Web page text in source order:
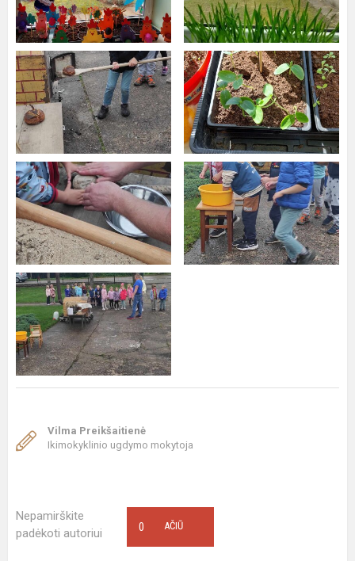
Vilma Preikšaitienė
Ikimokyklinio ugdymo mokytoja
Nepamirškite
padėkoti autoriui
AČIŪ
0